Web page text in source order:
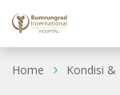
Home Kondisi &